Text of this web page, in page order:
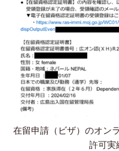
在留申請（ビザ）のオン
許可実